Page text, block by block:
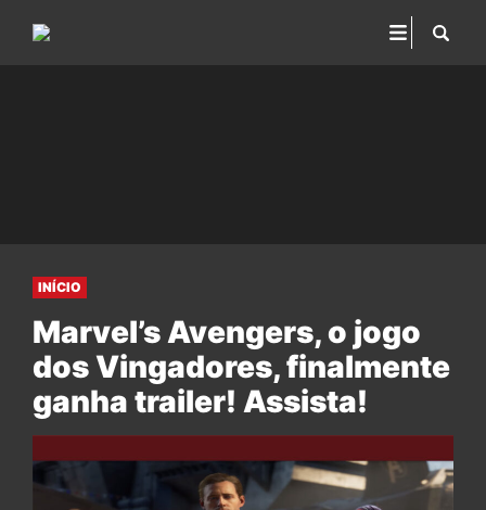
INÍCIO
Marvel’s Avengers, o jogo
dos Vingadores, finalmente
ganha trailer! Assista!